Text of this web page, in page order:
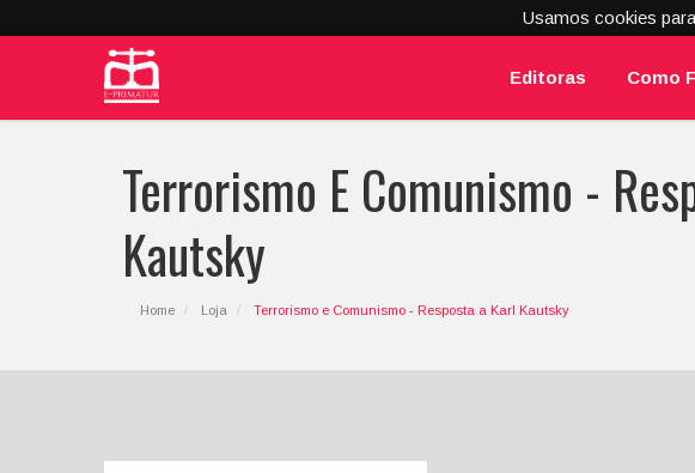
Usamos cookies
Editoras Como
Terrorismo E Comunismo -
Kautsky
Home Loja Terrorismo e Comunismo - Resposta a Karl Kautsky